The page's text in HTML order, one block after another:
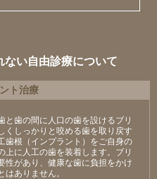
ない自由診療について
ト治療
と歯の間に人口の歯を設けるブリ
くしっかりと咬める歯を取り戻す
歯根（インプラント）をご自身の
に人工の歯を装着します。ブリ
性があり、健康な歯に負担をかけ
ありません。